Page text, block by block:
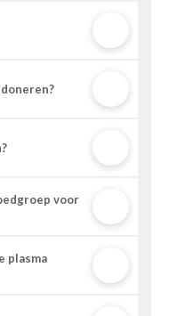
voor
plasma